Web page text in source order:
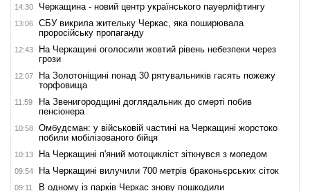
14:30 Черкащина - новий центр українського пауерліфтингу
13:06
СБУ викрила жительку Черкас, яка поширювала
проросійську пропаганду
12:43
На Черкащині оголосили жовтий рівень небезпеки через
грози
12:07
На Золотоніщині понад 30 рятувальників гасять пожежу
торфовища
11:59
На Звенигородщині доглядальник до смерті побив
пенсіонера
10:58
Омбудсман: у військовій частині на Черкащині жорстоко
побили мобілізованого бійця
10:13 На Черкащині п'яний мотоцикліст зіткнувся з мопедом
09:54 На Черкащині вилучили 700 метрів браконьєрських сіток
09:11 В одному із парків Черкас знову пошкодили